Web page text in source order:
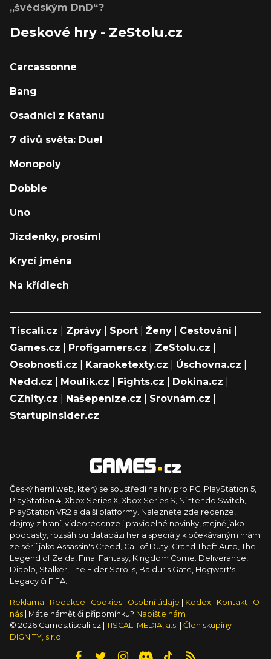
„švédským DnD“?
Deskové hry - ZeStolu.cz
Carcassonne
Bang
Osadníci z Katanu
7 divů světa: Duel
Monopoly
Dobble
Uno
Jízdenky, prosím!
Krycí jména
Na křídlech
Tiscali.cz Zprávy Sport Ženy Cestování|
Games.cz
Profigamers.cz ZeStolu.cz
Osobnosti.cz
Karaoketexty.cz Úschovna.cz
Nedd.cz
Moulík.cz Fights.cz Dokina.cz
CZhity.cz
Našepeníze.cz Srovnám.cz
StartupInsider.cz
Český herní web, který se soustředí na hry pro PC, PlayStation 5,
PlayStation 4, Xbox Series X, Xbox Series S, Nintendo Switch,
PlayStation VR2 a další platformy. Naleznete zde recenze,
dojmy z hraní, videorecenze i pravidelné novinky, stejně jako
podcasty, rozsáhlou databázi her a speciály k očekávaným hrám
ze sérií jako Assassin's Creed, Call of Duty, Grand Theft Auto, The
Legend of Zelda, Final Fantasy, Kingdom Come: Deliverance,
Diablo, Stalker, The Elder Scrolls, Baldur's Gate, Hogwart's
Legacy či FIFA.
Reklama Redakce Cookies Osobní údaje Kodex Kontakt
O
nás
| Máte námět či připomínku? Napište nám
© 2026 Games.tiscali.cz | TISCALI MEDIA, a.s.
Člen skupiny
DIGNITY, s.r.o.